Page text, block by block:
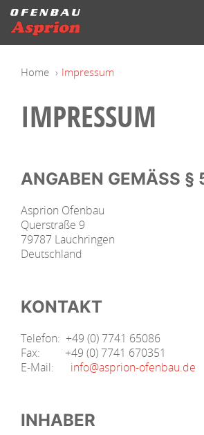
Home Impressum
IMPRESSUM
ANGABEN GEMÄSS § 5
Asprion Ofenbau
Querstraße 9
79787 Lauchringen
Deutschland
KONTAKT
Telefon: +49 (0) 7741 65086
Fax: +49 (0) 7741 670351
E-Mail: info@asprion-ofenbau.de
INHABER